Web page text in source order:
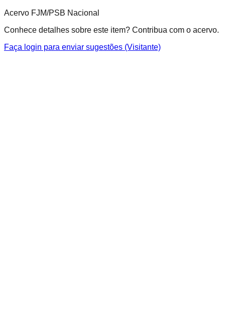
Acervo FJM/PSB Nacional
Conhece detalhes sobre este item? Contribua com o acervo.
Faça login para enviar sugestões (Visitante)